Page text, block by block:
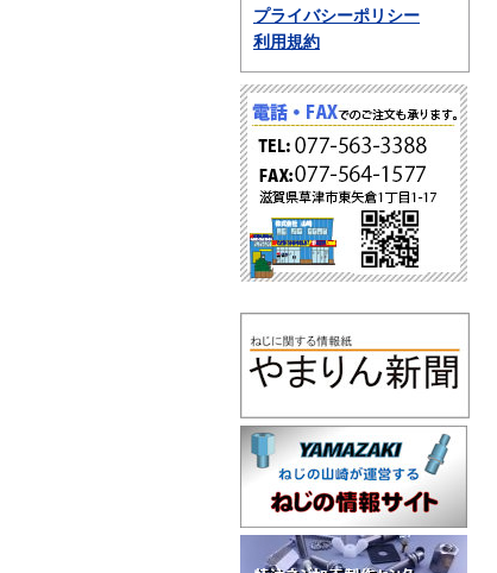
プライバシーポリシー
利用規約